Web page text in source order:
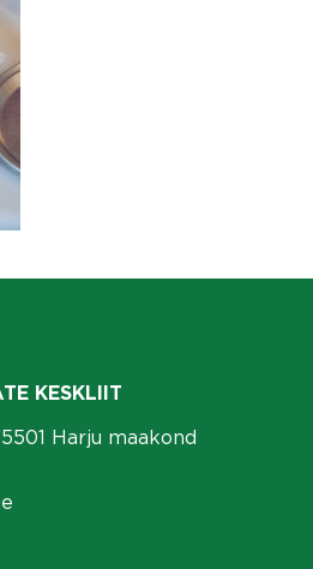
KESKLIIT
Harju maakond